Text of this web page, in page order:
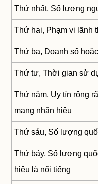
Thứ nhất, Số lượng
Thứ hai, Phạm vi lãnh
Thứ ba, Doanh số
Thứ tư, Thời gian sử
Thứ năm, Uy tín rộng
mang nhãn hiệu
Thứ sáu, Số lượng
Thứ bảy, Số lượng
hiệu là nổi tiếng